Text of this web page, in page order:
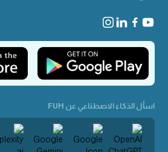
اسأل الذكاء الاصطناعي عن FUH